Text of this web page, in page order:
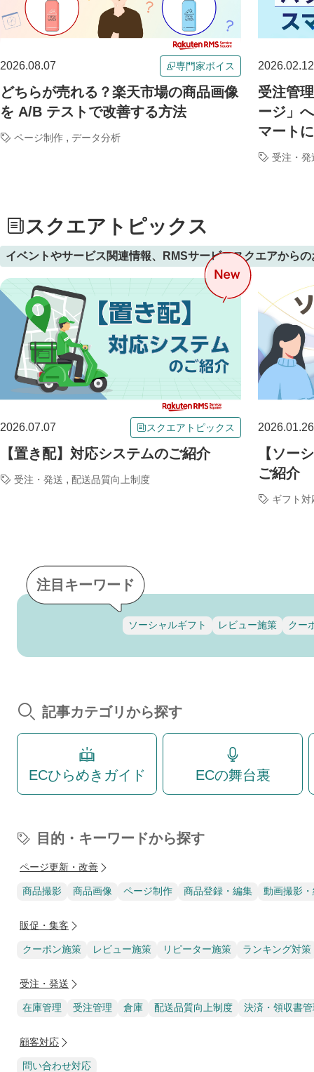
2026.08.07 専門家ボイス
どちらが売れる？楽天市場の商品画像
を A/B テストで改善する方法
ページ制作 , データ分析
2026.02.12
受注管
ージ」
マートに
受注・発
スクエアトピックス
イベントやサービス関連情報、RMSサービススクエアから
2026.07.07 スクエアトピックス
【置き配】対応システムのご紹介
受注・発送 , 配送品質向上制度
2026.01.26
【ソー
ご紹介
ギフト対
注目キーワード
ソーシャルギフト レビュー施策 クー
記事カテゴリから探す
ECひらめきガイド ECの舞台裏
目的・キーワードから探す
ページ更新・改善
商品撮影 商品画像 ページ制作 商品登録・編集 動画撮影
販促・集客
クーポン施策 レビュー施策 リピーター施策 ランキング対策
受注・発送
在庫管理 受注管理 倉庫 配送品質向上制度 決済・領収書
顧客対応
問い合わせ対応